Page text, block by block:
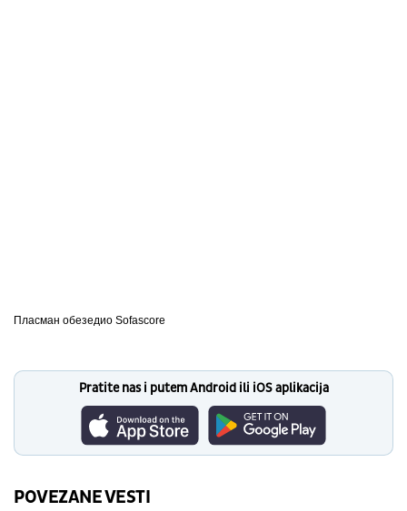
Пласман обезедио Sofascore
Pratite nas i putem Android ili iOS aplikacija
POVEZANE VESTI